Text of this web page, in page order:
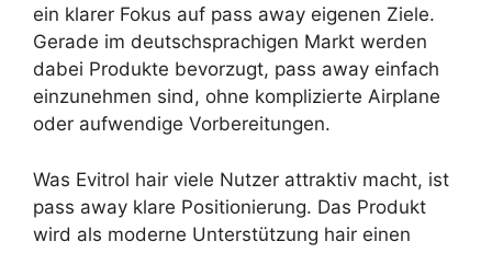
ein klarer Fokus auf pass away eigenen Ziele.
Gerade im deutschsprachigen Markt werden
dabei Produkte bevorzugt, pass away einfach
einzunehmen sind, ohne komplizierte Airplane
oder aufwendige Vorbereitungen.
Was Evitrol hair viele Nutzer attraktiv macht, ist
pass away klare Positionierung. Das Produkt
wird als moderne Unterstützung hair einen